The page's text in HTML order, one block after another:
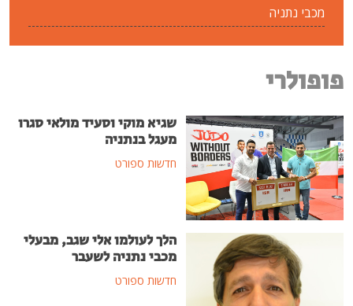
שגיא מוקי וסעיד מולאי סגרו
מעגל בנתניה
חדשות ספורט
הלך לעולמו אלי שגב, מבעלי
מכבי נתניה לשעבר
חדשות ספורט